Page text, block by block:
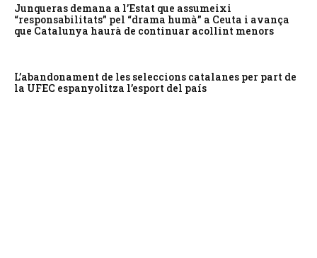
Junqueras demana a l’Estat que assumeixi
“responsabilitats” pel “drama humà” a Ceuta i avança
que Catalunya haurà de continuar acollint menors
L’abandonament de les seleccions catalanes per part de
la UFEC espanyolitza l’esport del país